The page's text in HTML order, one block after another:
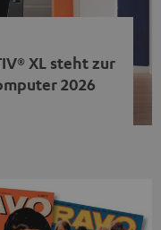
XL steht zur
2026
HiFi-Technik,
hohe Flexibilität in